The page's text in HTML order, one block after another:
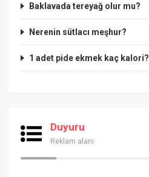
Baklavada tereyağ olur mu?
Nerenin sütlacı meşhur?
1 adet pide ekmek kaç kalori?
Duyuru
Reklam alanı